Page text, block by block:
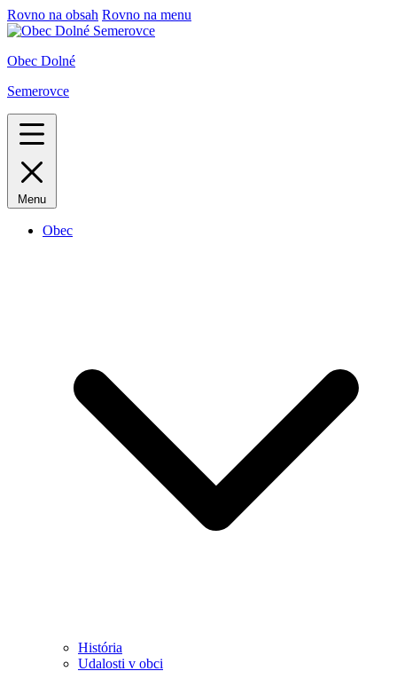
Rovno na obsah Rovno na menu
Obec Dolné
Semerovce
Menu
Obec
História
Udalosti v obci